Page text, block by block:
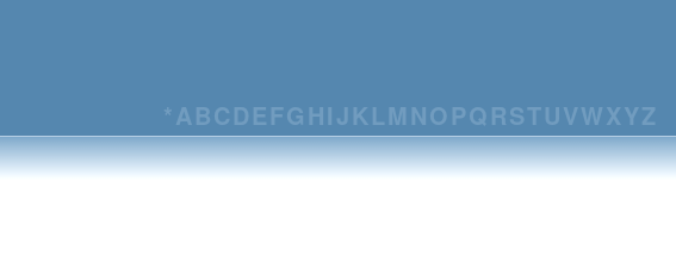
*ABCDEFG HIJ KLM NO PQRSTUVWXYZ